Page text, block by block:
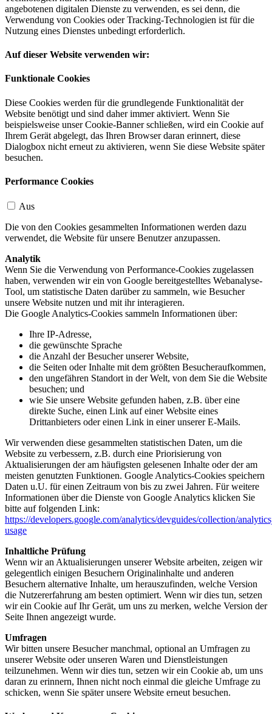
angebotenen digitalen Dienste zu verwenden, es sei denn, die
Verwendung von Cookies oder Tracking-Technologien ist für die
Nutzung eines Dienstes unbedingt erforderlich.
Auf dieser Website verwenden wir:
Funktionale Cookies
Diese Cookies werden für die grundlegende Funktionalität der
Website benötigt und sind daher immer aktiviert. Wenn Sie
beispielsweise unser Cookie-Banner schließen, wird ein Cookie auf
Ihrem Gerät abgelegt, das Ihren Browser daran erinnert, diese
Dialogbox nicht erneut zu aktivieren, wenn Sie diese Website später
besuchen.
Performance Cookies
Aus
Die von den Cookies gesammelten Informationen werden dazu
verwendet, die Website für unsere Benutzer anzupassen.
Analytik
Wenn Sie die Verwendung von Performance-Cookies zugelassen
haben, verwenden wir ein von Google bereitgestelltes Webanalyse-
Tool, um statistische Daten darüber zu sammeln, wie Besucher
unsere Website nutzen und mit ihr interagieren.
Die Google Analytics-Cookies sammeln Informationen über:
Ihre IP-Adresse,
die gewünschte Sprache
die Anzahl der Besucher unserer Website,
die Seiten oder Inhalte mit dem größten Besucheraufkommen,
den ungefähren Standort in der Welt, von dem Sie die Website
besuchen; und
wie Sie unsere Website gefunden haben, z.B. über eine
direkte Suche, einen Link auf einer Website eines
Drittanbieters oder einen Link in einer unserer E-Mails.
Wir verwenden diese gesammelten statistischen Daten, um die
Website zu verbessern, z.B. durch eine Priorisierung von
Aktualisierungen der am häufigsten gelesenen Inhalte oder der am
meisten genutzten Funktionen. Google Analytics-Cookies speichern
Daten u.U. für einen Zeitraum von bis zu zwei Jahren. Für weitere
Informationen über die Dienste von Google Analytics klicken Sie
bitte auf folgenden Link:
https://developers.google.com/analytics/devguides/collection/
usage
Inhaltliche Prüfung
Wenn wir an Aktualisierungen unserer Website arbeiten, zeigen wir
gelegentlich einigen Besuchern Originalinhalte und anderen
Besuchern alternative Inhalte, um herauszufinden, welche Version
die Nutzererfahrung am besten optimiert. Wenn wir dies tun, setzen
wir ein Cookie auf Ihr Gerät, um uns zu merken, welche Version der
Seite Ihnen angezeigt wurde.
Umfragen
Wir bitten unsere Besucher manchmal, optional an Umfragen zu
unserer Website oder unseren Waren und Dienstleistungen
teilzunehmen. Wenn wir dies tun, setzen wir ein Cookie ab, um uns
daran zu erinnern, Ihnen nicht noch einmal die gleiche Umfrage zu
schicken, wenn Sie später unsere Website erneut besuchen.